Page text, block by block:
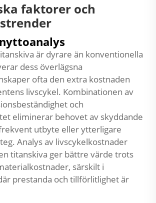
faktorer och
är dyrare än konventionella
dess överlägsna
ofta den extra kostnaden
livscykel. Kombinationen av
och
eliminerar behovet av skyddande
utbyte eller ytterligare
Analys av livscykelkostnader
titanskiva ger bättre värde trots
särskilt i
prestanda och tillförlitlighet är